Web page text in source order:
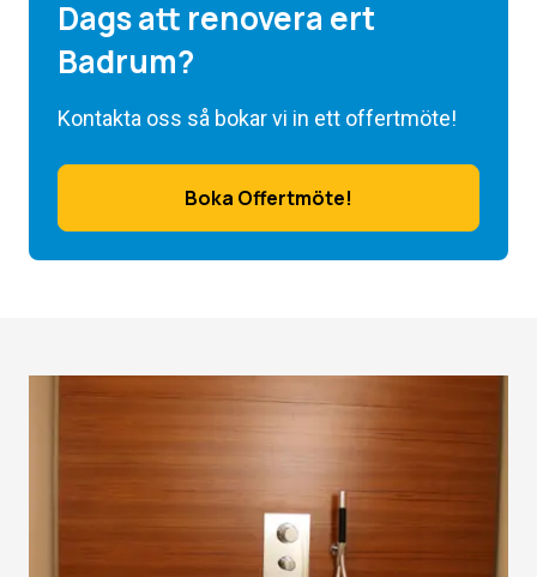
Dags att renovera ert
Badrum?
Kontakta oss så bokar vi in ett offertmöte!
Boka Offertmöte!